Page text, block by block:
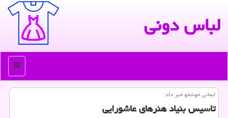
لباس دونی
منو
ایمانی خوشخو خبر داد:
تاسیس بنیاد هنرهای عاشورایی